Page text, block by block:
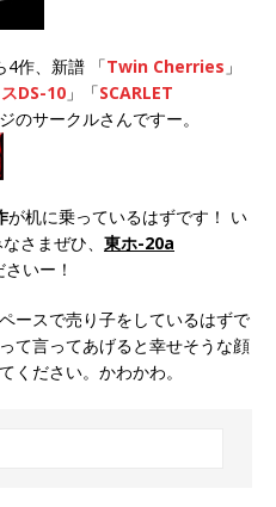
4作、新譜 「Twin Cherries 」
DS-10 」「SCARLET
のサークルさんですー。
が机に乗っているはずです！ い
さまぜひ、 東ホ-20a
いー！
ースで売り子をしているはずで
て言ってあげると幸せそうな顔
ください。かわかわ。